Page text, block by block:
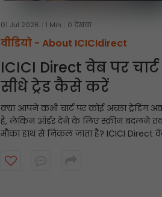
01 Jul 2026 1 Min 0 देखना
वीडियो - About ICICIdirect
ICICI Direct वेब पर
सीधे ट्रेड कैसे करें
क्या आपने कभी चार्ट पर कोई अच्छा ट्रेडिंग
है, लेकिन ऑर्डर देने के लिए स्क्रीन बदलने
मौका हाथ से निकल जाता है? ICICI Direct
और तेज़ी से और समझदारी से ट्रेडिंग करें।